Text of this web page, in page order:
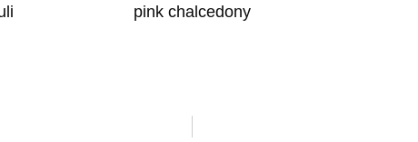
pink chalcedony